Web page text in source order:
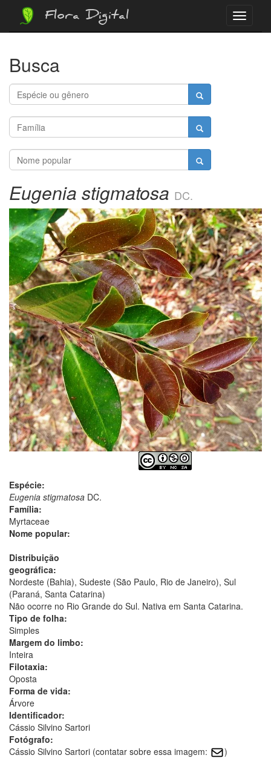
Menu
Flora Digital
Busca
Eugenia stigmatosa DC.
Espécie:
Eugenia stigmatosa DC.
Família:
Myrtaceae
Nome popular:
Distribuição
geográfica:
Nordeste (Bahia), Sudeste (São Paulo, Rio de Janeiro), Sul
(Paraná, Santa Catarina)
Não ocorre no Rio Grande do Sul. Nativa em Santa Catarina.
Tipo de folha:
Simples
Margem do limbo:
Inteira
Filotaxia:
Oposta
Forma de vida:
Árvore
Identificador:
Cássio Silvino Sartori
Fotógrafo:
Cássio Silvino Sartori (contatar sobre essa imagem:
)